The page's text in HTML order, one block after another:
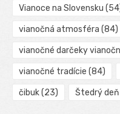
Vianoce na Slovensku
vianočná atmosféra (84)
vianočné darčeky
vianočné tradície (84)
čibuk(23) Štedrý deň